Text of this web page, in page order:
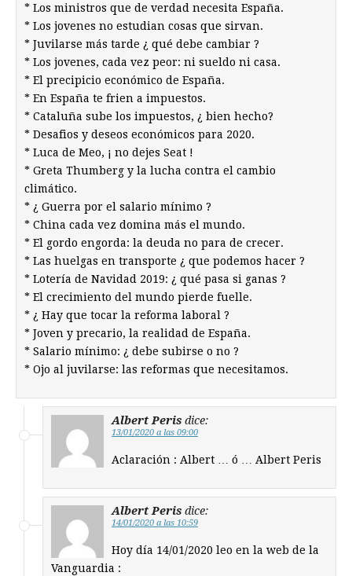
* Los ministros que de verdad necesita España.
* Los jovenes no estudian cosas que sirvan.
* Juvilarse más tarde ¿ qué debe cambiar ?
* Los jovenes, cada vez peor: ni sueldo ni casa.
* El precipicio económico de España.
* En España te frien a impuestos.
* Cataluña sube los impuestos, ¿ bien hecho?
* Desafios y deseos económicos para 2020.
* Luca de Meo, ¡ no dejes Seat !
* Greta Thumberg y la lucha contra el cambio
climático.
* ¿ Guerra por el salario mínimo ?
* China cada vez domina más el mundo.
* El gordo engorda: la deuda no para de crecer.
* Las huelgas en transporte ¿ que podemos hacer ?
* Lotería de Navidad 2019: ¿ qué pasa si ganas ?
* El crecimiento del mundo pierde fuelle.
* ¿ Hay que tocar la reforma laboral ?
* Joven y precario, la realidad de España.
* Salario mínimo: ¿ debe subirse o no ?
* Ojo al juvilarse: las reformas que necesitamos.
Albert Peris dice:
13/01/2020 a las 09:00
Aclaración : Albert … ó … Albert Peris
Albert Peris dice:
14/01/2020 a las 10:59
Hoy día 14/01/2020 leo en la web de la
Vanguardia :